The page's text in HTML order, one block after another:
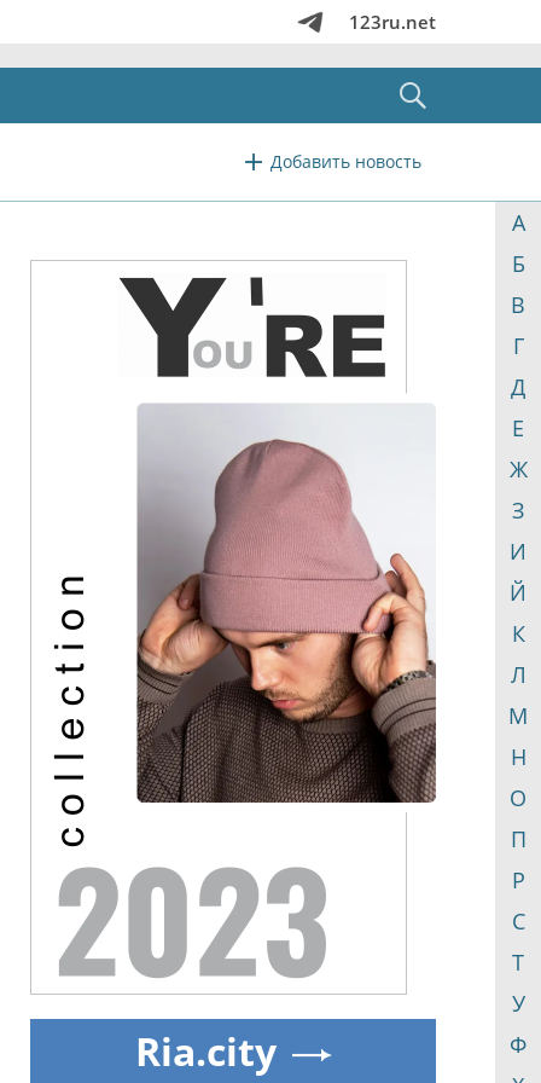
123ru.net
Добавить новость
А
Б
В
Г
Д
Е
Ж
З
И
Й
К
Л
М
Н
О
П
Р
С
Т
У
Ф
Ria.city